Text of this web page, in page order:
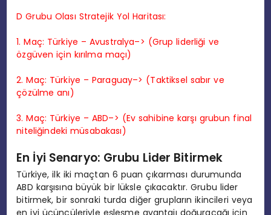
D Grubu Olası Stratejik Yol Haritası:
1. Maç: Türkiye – Avustralya–> (Grup liderliği ve
özgüven için kırılma maçı)
2. Maç: Türkiye – Paraguay–> (Taktiksel sabır ve
çözülme anı)
3. Maç: Türkiye – ABD–> (Ev sahibine karşı grubun final
niteliğindeki müsabakası)
En İyi Senaryo: Grubu Lider Bitirmek
Türkiye, ilk iki maçtan 6 puan çıkarması durumunda
ABD karşısına büyük bir lüksle çıkacaktır. Grubu lider
bitirmek, bir sonraki turda diğer grupların ikincileri veya
en iyi üçüncüleriyle eşleşme avantajı doğuracağı için